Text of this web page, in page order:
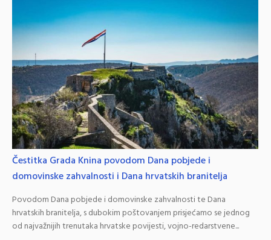
Čestitka Grada Knina povodom Dana pobjede i
domovinske zahvalnosti i Dana hrvatskih branitelja
Povodom Dana pobjede i domovinske zahvalnosti te Dana
hrvatskih branitelja, s dubokim poštovanjem prisjećamo se jednog
od najvažnijih trenutaka hrvatske povijesti, vojno-redarstvene...